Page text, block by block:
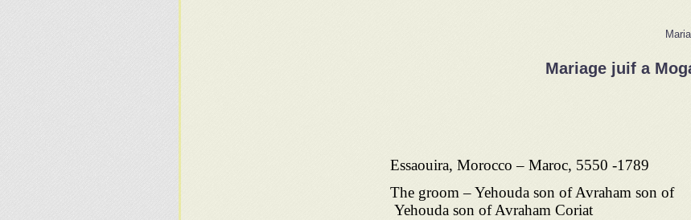
Mariage juif a
Essaouira, Morocco – Maroc, 5550 -1789
The groom – Yehouda son of Avraham son of
Yehouda son of Avraham Coriat